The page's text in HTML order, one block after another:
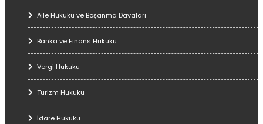
Aile Hukuku ve Boşanma Davaları
Banka ve Finans Hukuku
Vergi Hukuku
Turizm Hukuku
İdare Hukuku